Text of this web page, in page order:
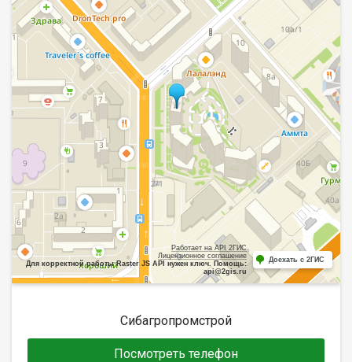
Работает на API 2ГИС
Лицензионное соглашение
Для корректной работы Raster JS API нужен ключ. Помощь:
api@2gis.ru
Доехать с 2ГИС
Сибагропромстрой
Посмотреть телефон